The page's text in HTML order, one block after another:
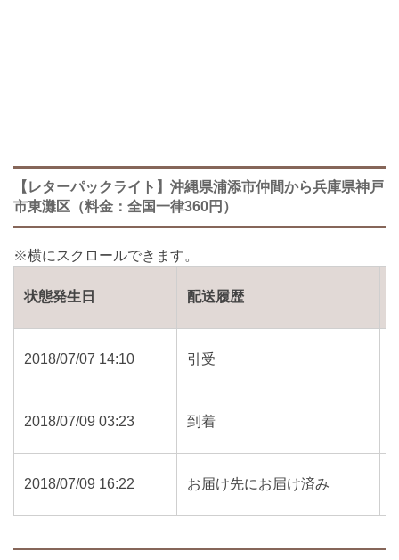
【レターパックライト】沖縄県浦添市仲間から兵庫県神戸
市東灘区（料金：全国一律360円）
状態発生日 配送履歴
2018/07/07 14:10 引受
2018/07/09 03:23 到着
2018/07/09 16:22 お届け先にお届け済み